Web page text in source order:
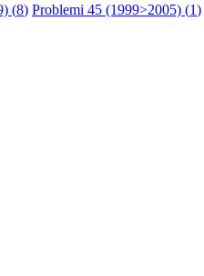
(8) Problemi 45 (1999>2005) (1)